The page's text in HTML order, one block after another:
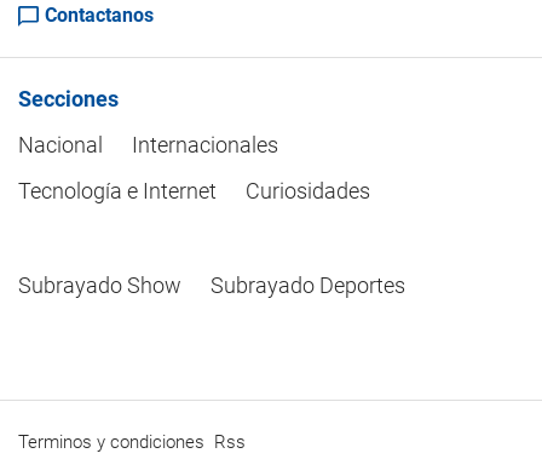
Contactanos
Secciones
Nacional
Internacionales
Tecnología e Internet
Curiosidades
Subrayado Show Subrayado Deportes
Terminos y condiciones Rss